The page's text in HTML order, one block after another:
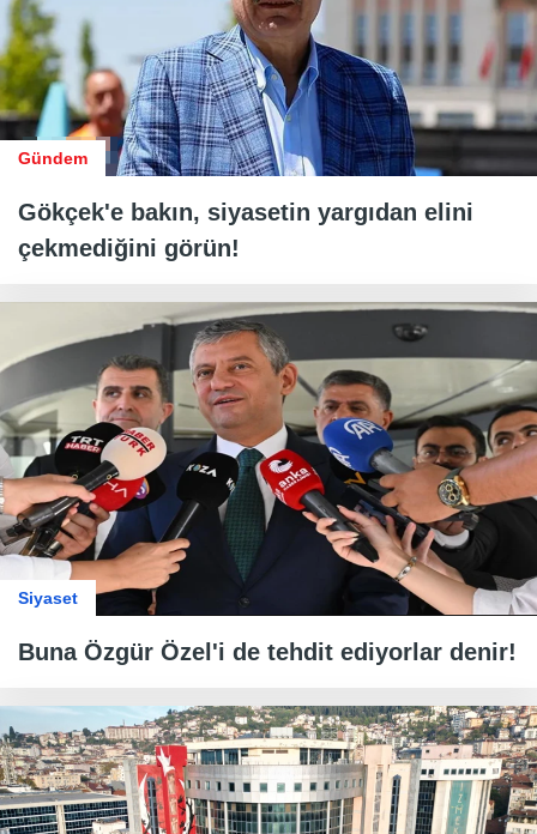
Gündem
Gökçek'e bakın, siyasetin yargıdan elini
çekmediğini görün!
Siyaset
Buna Özgür Özel'i de tehdit ediyorlar denir!